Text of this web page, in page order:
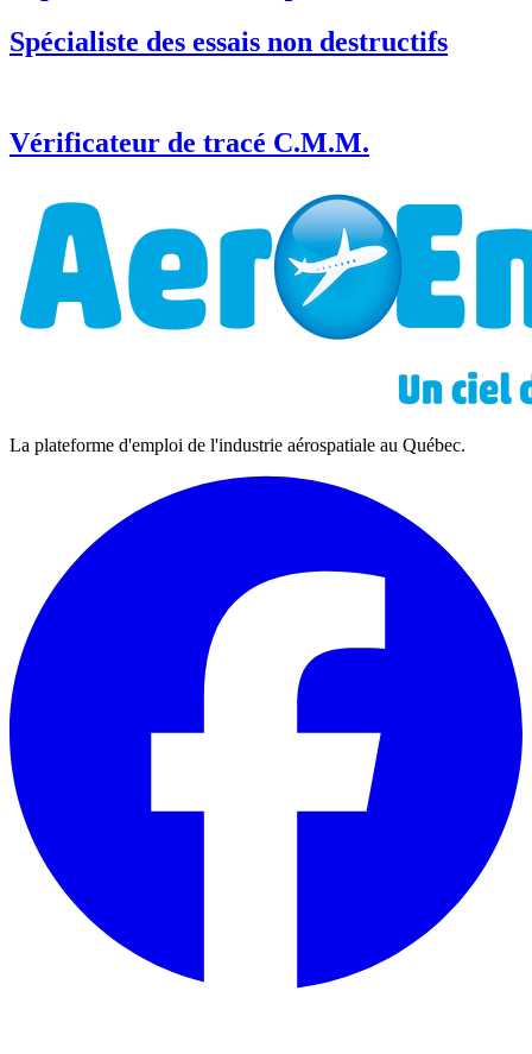
Spécialiste des essais non destructifs
Vérificateur de tracé C.M.M.
La plateforme d'emploi de l'industrie aérospatiale au Québec.